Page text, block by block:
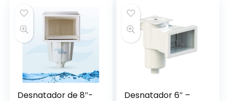
Desnatador de 8″-
Desnatador 6″ –